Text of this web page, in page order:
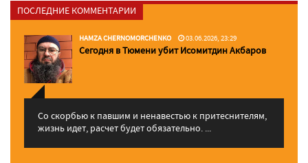
ПОСЛЕДНИЕ КОММЕНТАРИИ
HAMZA CHERNOMORCHENKO 03.06.2026, 23:29
Сегодня в Тюмени убит Исомитдин Акбаров
Со скорбью к павшим и ненавестью к притеснителям,
жизнь идет, расчет будет обязательно. ...